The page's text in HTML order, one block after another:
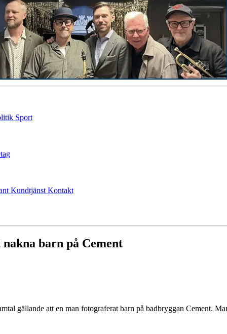
Sport
Kundtjänst Kontakt
barn på Cement
gällande att en man fotograferat barn på badbryggan Cement.